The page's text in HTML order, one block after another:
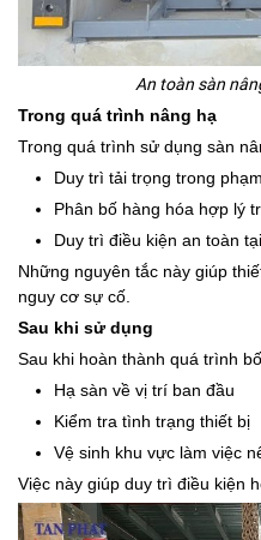
An toàn sàn
Trong quá trình nâng hạ
Trong quá trình sử dụng sàn
Duy trì tải trọng trong
Phân bố hàng hóa hợp lý
Duy trì điều kiện an toàn
Những nguyên tắc này giúp
nguy cơ sự cố.
Sau khi sử dụng
Sau khi hoàn thành quá trình
Hạ sàn về vị trí ban đầu
Kiểm tra tình trạng thiết bị
Vệ sinh khu vực làm việc
Việc này giúp duy trì điều kiện